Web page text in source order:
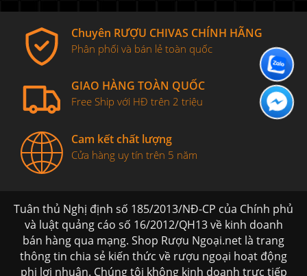
Chuyên RƯỢU CHIVAS CHÍNH HÃNG
Phân phối và bán lẻ toàn quốc
GIAO HÀNG TOÀN QUỐC
Free Ship với HĐ trên 2 triệu
Cam kết chất lượng
Cửa hàng uy tín trên 5 năm
Tuân thủ Nghị định số 185/2013/NĐ-CP của Chính phủ
và luật quảng cáo số 16/2012/QH13 về kinh doanh
bán hàng qua mạng. Shop Rượu Ngoại.net là trang
thông tin chia sẻ kiến thức về rượu ngoại hoạt động
phi lơi nhuận. Chúng tôi không kinh doanh trực tiếp